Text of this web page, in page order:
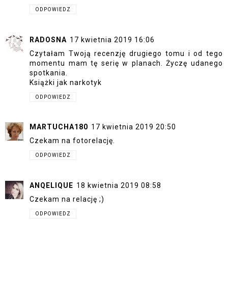
ODPOWIEDZ
RADOSNA 17 kwietnia 2019 16:06
Czytałam Twoją recenzję drugiego tomu i od tego
momentu mam tę serię w planach. Życzę udanego
spotkania.
Książki jak narkotyk
ODPOWIEDZ
MARTUCHA180 17 kwietnia 2019 20:50
Czekam na fotorelację.
ODPOWIEDZ
ANQELIQUE 18 kwietnia 2019 08:58
Czekam na relację ;)
ODPOWIEDZ